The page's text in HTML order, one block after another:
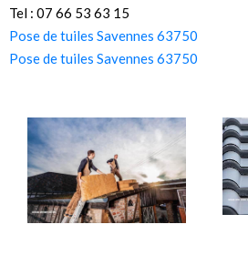
Tel : 07 66 53 63 15
Pose de tuiles Savennes 63750
Pose de tuiles Savennes 63750